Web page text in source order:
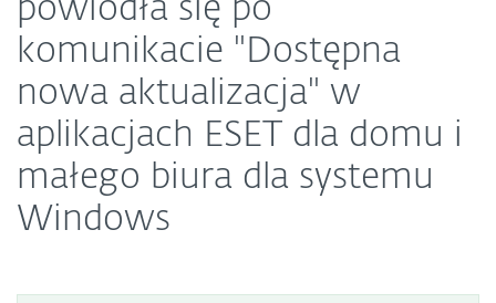
powiodła się po
komunikacie "Dostępna
nowa aktualizacja" w
aplikacjach ESET dla domu i
małego biura dla systemu
Windows